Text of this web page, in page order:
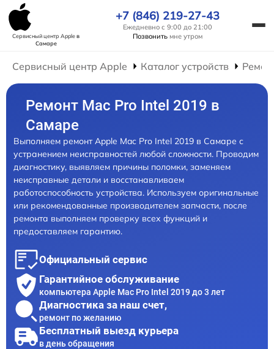
Сервисный центр Appleв
Самаре
+7 (846) 219-27-43
Ежедневно с 9:00 до 21:00
Позвонить мне утром
Сервисный центр Apple Каталог устройств
Ремонт Mac Pro Intel 2019 в
Самаре
Выполняем ремонт Apple Mac Pro Intel 2019 в Самаре с
устранением неисправностей любой сложности. Проводим
диагностику, выявляем причины поломки, заменяем
неисправные детали и восстанавливаем
работоспособность устройства. Используем оригинальные
или рекомендованные производителем запчасти, после
ремонта выполняем проверку всех функций и
предоставляем гарантию.
Официальный сервис
Гарантийное обслуживание
компьютера Apple Mac Pro Intel 2019 до 3 лет
Диагностика за наш счет,
ремонт по желанию
Бесплатный выезд курьера
в день обращения